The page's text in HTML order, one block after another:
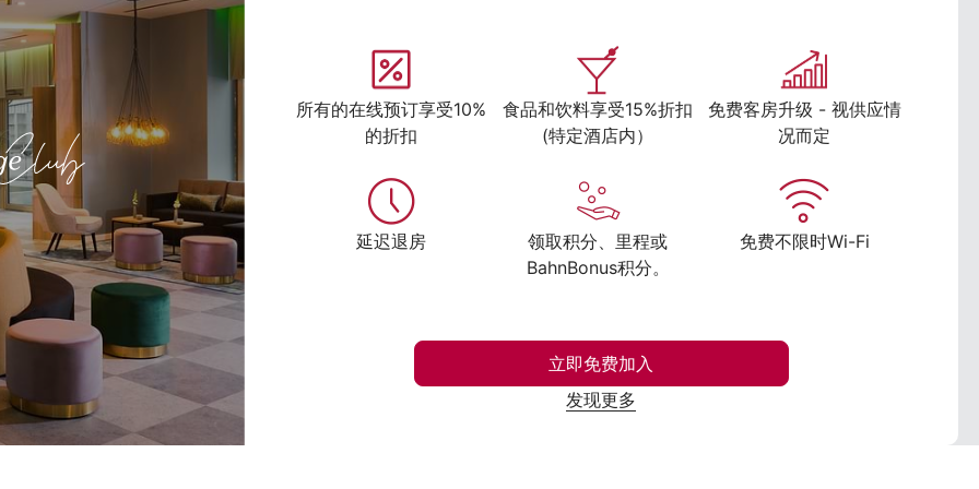
所有的在线预订享受10%
的折扣
食品和饮料享受15%折扣
(特定酒店内）
免费客房升级 - 视供应情
况而定
延迟退房
领取积分、里程或
BahnBonus积分。
免费不限时Wi-Fi
立即免费加入
发现更多